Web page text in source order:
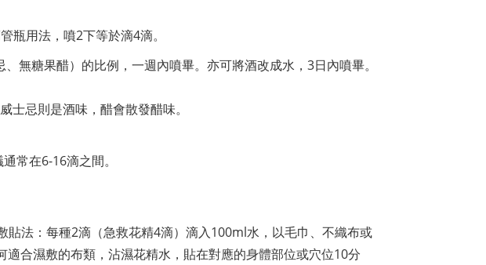
瓶用法，噴2下等於滴4滴。
無糖果醋）的比例，一週內噴畢。亦可將酒改成水，3日內噴畢。
士忌則是酒味，醋會散發醋味。
常在6-16滴之間。
貼法：每種2滴（急救花精4滴）滴入100ml水，以毛巾、不織布或
適合濕敷的布類，沾濕花精水，貼在對應的身體部位或穴位10分